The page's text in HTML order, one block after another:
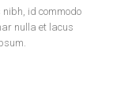
id commodo
nulla et lacus